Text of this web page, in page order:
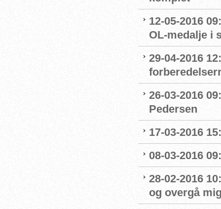
12-05-2016
OL-medalje i
29-04-2016
26-03-2016
Pedersen
17-03-2016
08-03-2016
28-02-2016
og overgå